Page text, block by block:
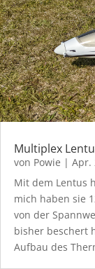
Multiplex
von Powie | Apr.
Mit dem Lentus
mich haben sie
von der
bisher beschert
Aufbau des